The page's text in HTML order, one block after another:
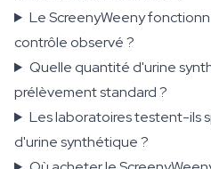
Le ScreenyWeeny
contrôle observé ?
Quelle quantité d'urine
prélèvement standard ?
Les laboratoires testent-ils
d'urine synthétique ?